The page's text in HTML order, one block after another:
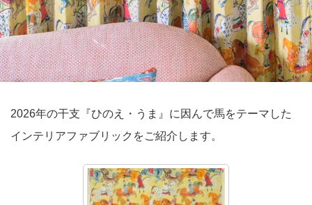
2026年の干支『ひのえ・うま』に因んで馬をテーマした
インテリアファブリックをご紹介します。